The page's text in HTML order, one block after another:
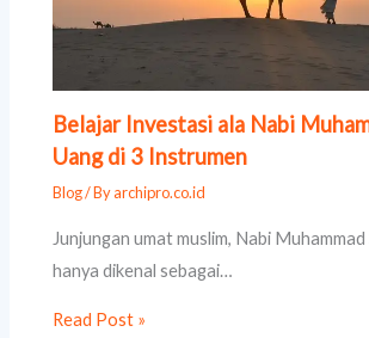
Belajar Investasi ala Nabi
Uang di 3 Instrumen
Blog/ Byarchipro.co.id
Junjungan umat muslim, Nabi
hanya dikenal sebagai…
Read Post »